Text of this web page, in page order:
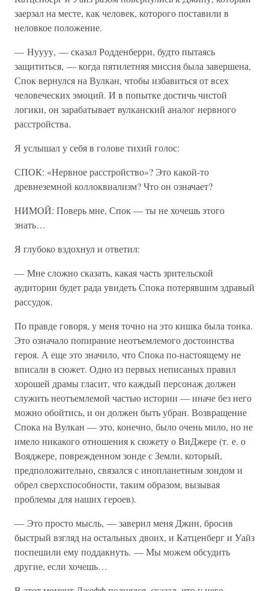
заерзал на месте, как человек, которого поставили в
неловкое положение.
— Нуууу, — сказал Родденберри, будто пытаясь
защититься, — когда пятилетняя миссия была завершена,
Спок вернулся на Вулкан, чтобы избавиться от всех
человеческих эмоций. И в попытке достичь чистой
логики, он зарабатывает вулканский аналог нервного
расстройства.
Я услышал у себя в голове тихий голос:
СПОК: «Нервное расстройство»? Это какой-то
древнеземной коллоквиализм? Что он означает?
НИМОЙ: Поверь мне, Спок — ты не хочешь этого
знать…
Я глубоко вздохнул и ответил:
— Мне сложно сказать, какая часть зрительской
аудитории будет рада увидеть Спока потерявшим здравый
рассудок.
По правде говоря, у меня точно на это кишка была тонка.
Это означало попирание неотъемлемого достоинства
героя. А еще это значило, что Спока по-настоящему не
вписали в сюжет. Одно из первых неписаных правил
хорошей драмы гласит, что каждый персонаж должен
служить неотъемлемой частью истории — иначе без него
можно обойтись, и он должен быть убран. Возвращение
Спока на Вулкан — это, конечно, было очень мило, но не
имело никакого отношения к сюжету о ВиДжере (т. е. о
Вояджере, поврежденном зонде с Земли, который,
предположительно, связался с инопланетным зондом и
обрел сверхспособности, таким образом, вызывая
проблемы для наших героев).
— Это просто мысль, — заверил меня Джин, бросив
быстрый взгляд на остальных двоих, и Катценберг и Уайз
поспешили ему поддакнуть. — Мы можем обсудить
другие, если хочешь…